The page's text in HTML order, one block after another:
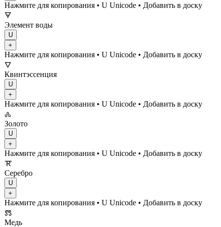
Нажмите для копирования • U Unicode • Добавить в доску
🜃
Элемент воды
U
+
Нажмите для копирования • U Unicode • Добавить в доску
🜄
Квинтэссенция
U
+
Нажмите для копирования • U Unicode • Добавить в доску
🝆
Золото
U
+
Нажмите для копирования • U Unicode • Добавить в доску
🝈
Серебро
U
+
Нажмите для копирования • U Unicode • Добавить в доску
🝉
Медь